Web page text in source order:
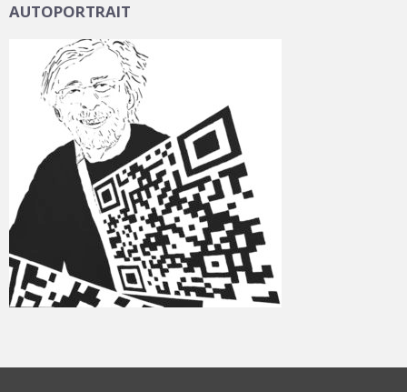
AUTOPORTRAIT